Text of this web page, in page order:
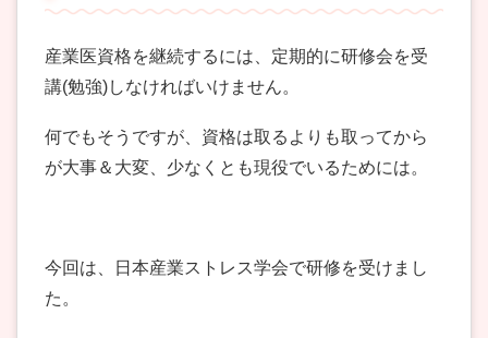
産業医資格を継続するには、定期的に研修会を受
講(勉強)しなければいけません。
何でもそうですが、資格は取るよりも取ってから
が大事＆大変、少なくとも現役でいるためには。
今回は、日本産業ストレス学会で研修を受けまし
た。